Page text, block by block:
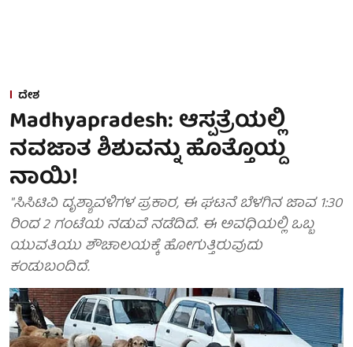
ದೇಶ
Madhyapradesh: ಆಸ್ಪತ್ರೆಯಲ್ಲಿ
ನವಜಾತ ಶಿಶುವನ್ನು ಹೊತ್ತೊಯ್ದ
ನಾಯಿ!
"ಸಿಸಿಟಿವಿ ದೃಶ್ಯಾವಳಿಗಳ ಪ್ರಕಾರ, ಈ ಘಟನೆ ಬೆಳಗಿನ ಜಾವ 1:30
ರಿಂದ 2 ಗಂಟೆಯ ನಡುವೆ ನಡೆದಿದೆ. ಈ ಅವಧಿಯಲ್ಲಿ ಒಬ್ಬ
ಯುವತಿಯು ಶೌಚಾಲಯಕ್ಕೆ ಹೋಗುತ್ತಿರುವುದು
ಕಂಡುಬಂದಿದೆ.